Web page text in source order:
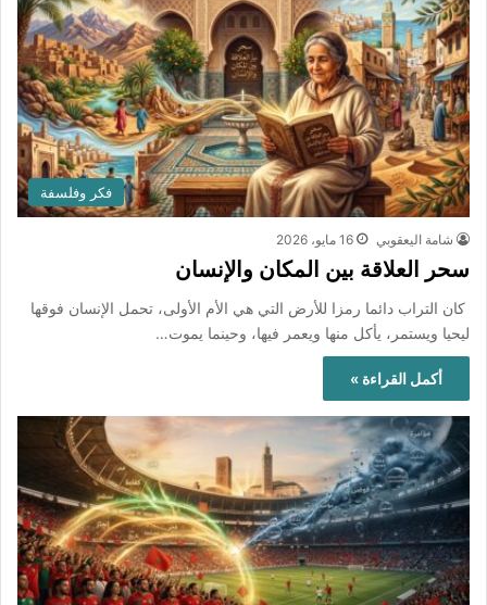
فكر وفلسفة
شامة اليعقوبي 16 مايو، 2026
سحر العلاقة بين المكان والإنسان
كان التراب دائما رمزا للأرض التي هي الأم الأولى، تحمل الإنسان فوقها
ليحيا ويستمر، يأكل منها ويعمر فيها، وحينما يموت…
أكمل القراءة »